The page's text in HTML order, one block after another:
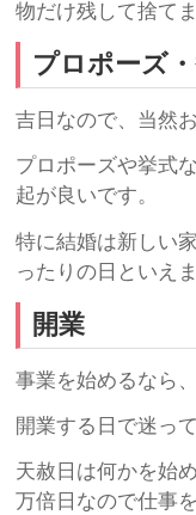
物だけ残して捨て
プロポーズ
吉日なので、当然
プロポーズや挙式
起が良いです。
特に結婚は新しい
ったりの日といえま
開業
事業を始めるなら
開業する日で迷っ
天赦日は何かを始
万倍日なので仕事